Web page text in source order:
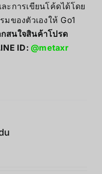
ะการเขียนโค้ดได้โดย
มของตัวเองให้ Go1
สนใจสินค้าโปรด
ID:@metaxr